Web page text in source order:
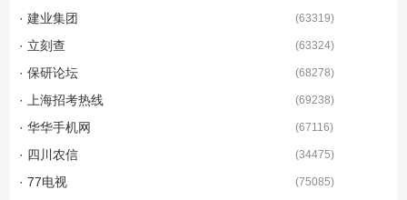
· 建业集团 (63319)
· 立刻查 (63324)
· 保研论坛 (68278)
· 上海招考热线 (69238)
· 华华手机网 (67116)
· 四川农信 (34475)
· 77电视 (75085)